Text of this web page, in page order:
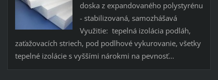
doska z expandovaného polystyrénu
- stabilizovaná, samozhášavá
Využitie: tepelná izolácia podláh,
zaťažovacích striech, pod podlhové vykurovanie, všetky
tepelné izolácie s vyššími nárokmi na pevnosť...